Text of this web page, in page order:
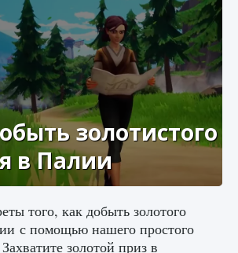
по получению
Stars
2 685 0 1
Palworld «Идет
золотистого
в Палии
того, как добыть золотого
с помощью нашего простого
золотой приз в